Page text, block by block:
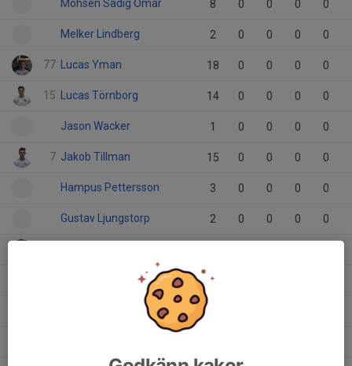
Mohsen Sadig Omar 8 0 0 0 0
Melker Lindberg 2 0 0 0 0
77 Lucas Yman 18 0 0 0 0
15 Lucas Törnborg 14 0 0 0 0
Jason Wacker 1 0 0 0 0
7 Jakob Tillman 15 0 0 0 0
Hampus Pettersson 3 0 0 0 0
Gustav Ljungstorp 2 0 0 0 0
Frederik Kjöll Iversen 1